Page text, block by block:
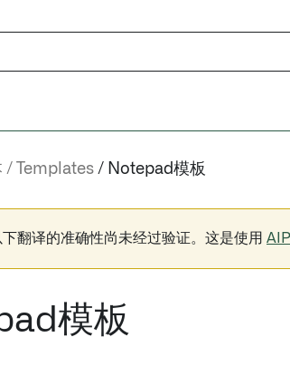
Templates Notepad模板
翻译的准确性尚未经过验证。这是使用
模板